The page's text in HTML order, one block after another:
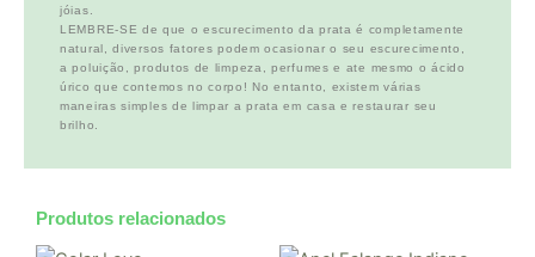
jóias.
LEMBRE-SE de que o escurecimento da prata é completamente
natural, diversos fatores podem ocasionar o seu escurecimento,
a poluição, produtos de limpeza, perfumes e ate mesmo o ácido
úrico que contemos no corpo! No entanto, existem várias
maneiras simples de limpar a prata em casa e restaurar seu
brilho.
Produtos relacionados